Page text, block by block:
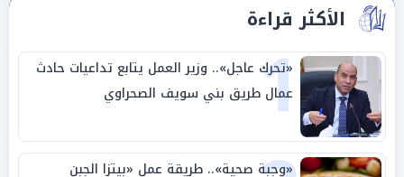
الأكثر قراءة
1
«تحرك عاجل».. وزير العمل يتابع تداعيات حادث
عمال طريق بني سويف الصحراوي
«وجبة صحية».. طريقة عمل «بيتزا الجبن